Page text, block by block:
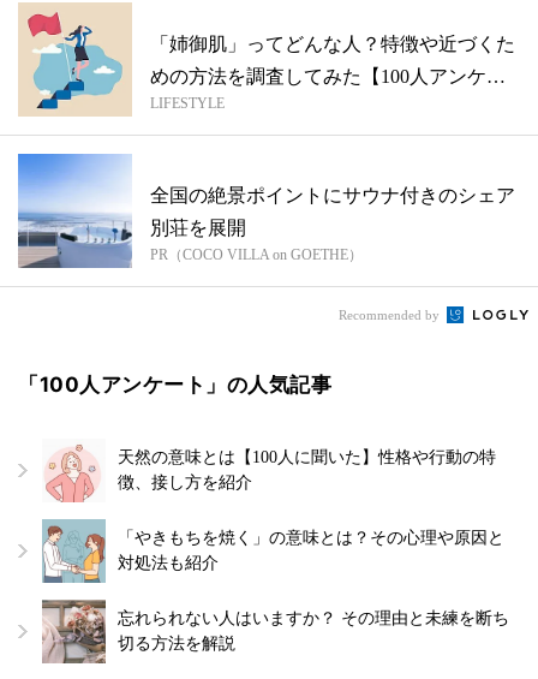
「姉御肌」ってどんな人？特徴や近づくた
めの方法を調査してみた【100人アンケー
ト...
LIFESTYLE
全国の絶景ポイントにサウナ付きのシェア
別荘を展開
PR（COCO VILLA on GOETHE）
Recommended by
「100人アンケート」の人気記事
天然の意味とは【100人に聞いた】性格や行動の特
徴、接し方を紹介
「やきもちを焼く」の意味とは？その心理や原因と
対処法も紹介
忘れられない人はいますか？ その理由と未練を断ち
切る方法を解説